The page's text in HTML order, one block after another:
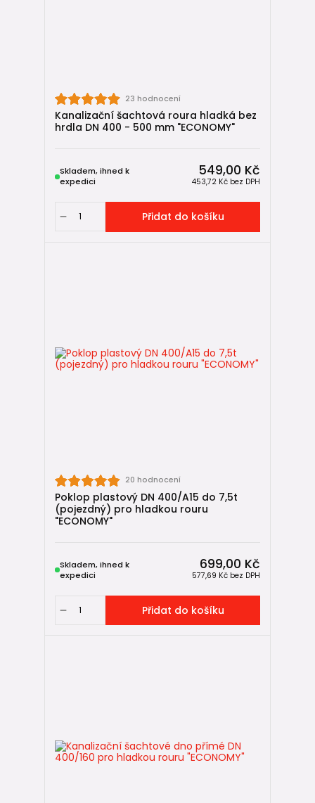
23 hodnocení
Kanalizační šachtová roura hladká bez
hrdla DN 400 - 500 mm "ECONOMY"
549,00 Kč
453,72 Kč bez DPH
Skladem, ihned k
expedici
Přidat do košíku
20 hodnocení
Poklop plastový DN 400/A15 do 7,5t
(pojezdný) pro hladkou rouru
"ECONOMY"
699,00 Kč
577,69 Kč bez DPH
Skladem, ihned k
expedici
Přidat do košíku